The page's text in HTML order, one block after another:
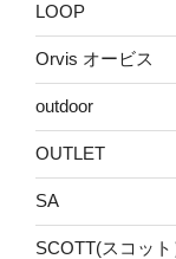
LOOP
Orvis オービス
outdoor
OUTLET
SA
SCOTT(スコット